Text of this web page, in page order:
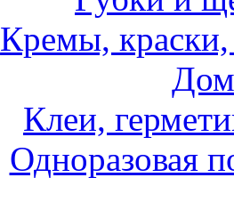
Кремы, краски,
Клеи,
Одноразовая